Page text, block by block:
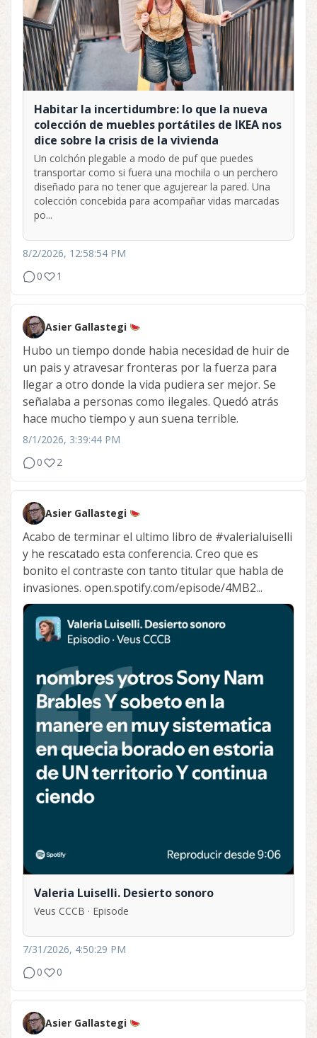
Habitar la incertidumbre: lo que la nueva
colección de muebles portátiles de IKEA nos
dice sobre la crisis de la vivienda
Un colchón plegable a modo de puf que puedes
transportar como si fuera una mochila o un perchero
diseñado para no tener que agujerear la pared. Una
colección concebida para acompañar vidas marcadas
po...
8/2/2026, 12:58:54 PM
0
1
Asier Gallastegi
Hubo un tiempo donde habia necesidad de huir de
un pais y atravesar fronteras por la fuerza para
llegar a otro donde la vida pudiera ser mejor. Se
señalaba a personas como ilegales. Quedó atrás
hace mucho tiempo y aun suena terrible.
8/1/2026, 3:39:44 PM
0
2
Asier Gallastegi
Acabo de terminar el ultimo libro de #valerialuiselli
y he rescatado esta conferencia. Creo que es
bonito el contraste con tanto titular que habla de
invasiones. open.spotify.com/episode/4MB2...
Valeria Luiselli. Desierto sonoro
Veus CCCB · Episode
7/31/2026, 4:50:29 PM
0
0
Asier Gallastegi